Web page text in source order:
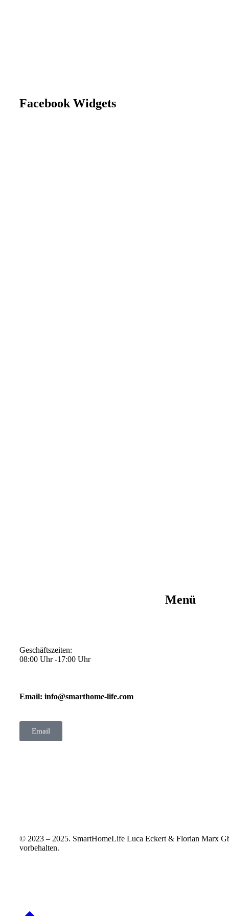
Facebook Widgets
Geschäftszeiten:
08:00 Uhr -17:00 Uhr
Email: info@smarthome-life.com
Email
Menü
© 2023 – 2025. SmartHomeLife Luca Eckert & Florian Marx
vorbehalten.